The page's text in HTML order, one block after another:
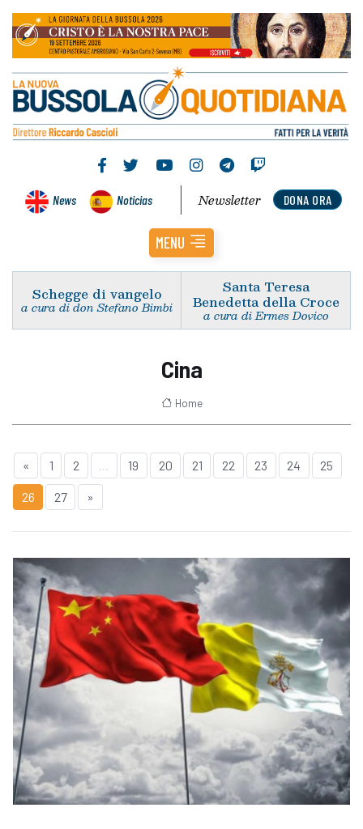
News Noticias DONA ORA
Newsletter
MENU
Schegge di vangelo
a cura di don Stefano Bimbi
Santa Teresa
Benedetta della Croce
a cura di Ermes Dovico
Cina
Home
« 1 2 19 20 21 22 23 24 25
26 27 »